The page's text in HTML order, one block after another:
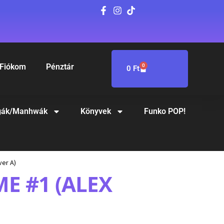
Pénztár 0 Ft 0
Manhwák Könyvek Funko POP!
A)
#1 (ALEX